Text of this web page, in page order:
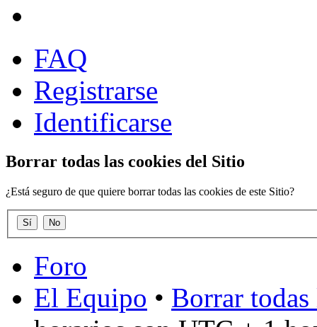
FAQ
Registrarse
Identificarse
Borrar todas las cookies del Sitio
¿Está seguro de que quiere borrar todas las cookies de este Sitio?
Foro
El Equipo • Borrar